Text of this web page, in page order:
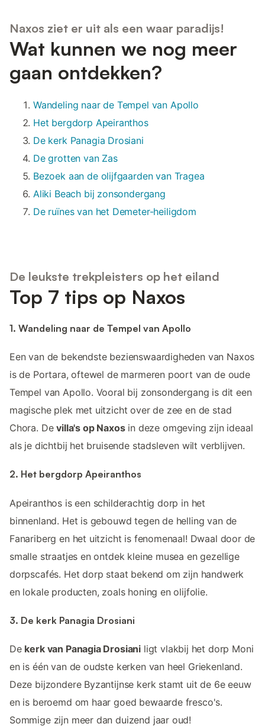
Naxos ziet er uit als een waar paradijs!
Wat kunnen we nog meer
gaan ontdekken?
Wandeling naar de Tempel van Apollo
Het bergdorp Apeiranthos
De kerk Panagia Drosiani
De grotten van Zas
Bezoek aan de olijfgaarden van Tragea
Aliki Beach bij zonsondergang
De ruïnes van het Demeter-heiligdom
De leukste trekpleisters op het eiland
Top 7 tips op Naxos
1. Wandeling naar de Tempel van Apollo
Een van de bekendste bezienswaardigheden van Naxos
is de Portara, oftewel de marmeren poort van de oude
Tempel van Apollo. Vooral bij zonsondergang is dit een
magische plek met uitzicht over de zee en de stad
Chora. Devilla's op Naxosin deze omgeving zijn ideaal
als je dichtbij het bruisende stadsleven wilt verblijven.
2. Het bergdorp Apeiranthos
Apeiranthos is een schilderachtig dorp in het
binnenland. Het is gebouwd tegen de helling van de
Fanariberg en het uitzicht is fenomenaal! Dwaal door de
smalle straatjes en ontdek kleine musea en gezellige
dorpscafés. Het dorp staat bekend om zijn handwerk
en lokale producten, zoals honing en olijfolie.
3. De kerk Panagia Drosiani
De kerk van Panagia Drosiani ligt vlakbij het dorp Moni
en is één van de oudste kerken van heel Griekenland.
Deze bijzondere Byzantijnse kerk stamt uit de 6e eeuw
en is beroemd om haar goed bewaarde fresco's.
Sommige zijn meer dan duizend jaar oud!